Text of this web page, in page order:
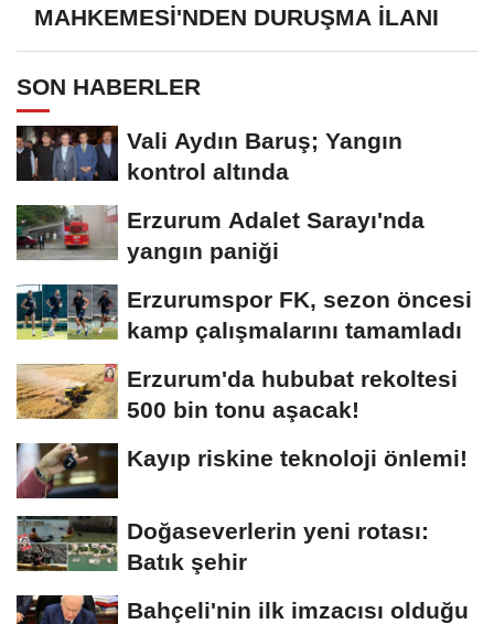
MAHKEMESİ'NDEN DURUŞMA İLANI
SON HABERLER
Vali Aydın Baruş; Yangın
kontrol altında
Erzurum Adalet Sarayı'nda
yangın paniği
Erzurumspor FK, sezon öncesi
kamp çalışmalarını tamamladı
Erzurum'da hububat rekoltesi
500 bin tonu aşacak!
Kayıp riskine teknoloji önlemi!
Doğaseverlerin yeni rotası:
Batık şehir
Bahçeli'nin ilk imzacısı olduğu